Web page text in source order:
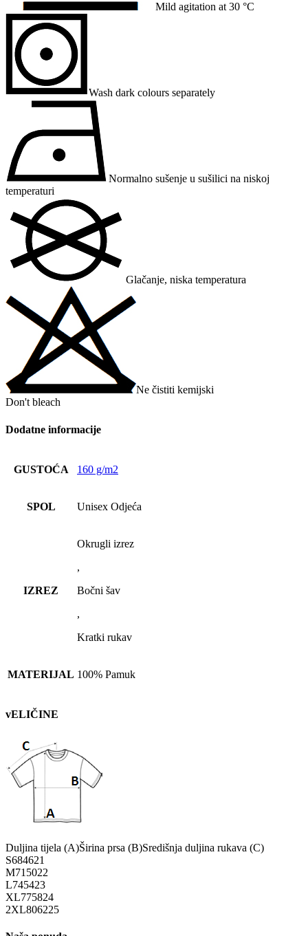
Mild agitation at 30 °C
Wash dark colours separately
Normalno sušenje u sušilici na niskoj
temperaturi
Glačanje, niska temperatura
Ne čistiti kemijski
Don't bleach
Dodatne informacije
GUSTOĆA 160 g/m2
SPOL Unisex Odjeća
IZREZ
Okrugli izrez
,
Bočni šav
,
Kratki rukav
MATERIJAL 100% Pamuk
vELIČINE
Duljina tijela (A)Širina prsa (B)Središnja duljina rukava (C)
S684621
M71 5022
L745423
XL775824
2XL806225